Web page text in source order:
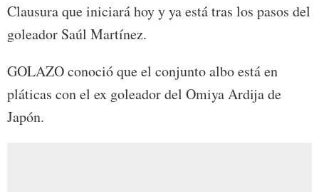
Clausura que iniciará hoy y ya está tras los pasos del
goleador Saúl Martínez.
GOLAZO conoció que el conjunto albo está en
pláticas con el ex goleador del Omiya Ardija de
Japón.